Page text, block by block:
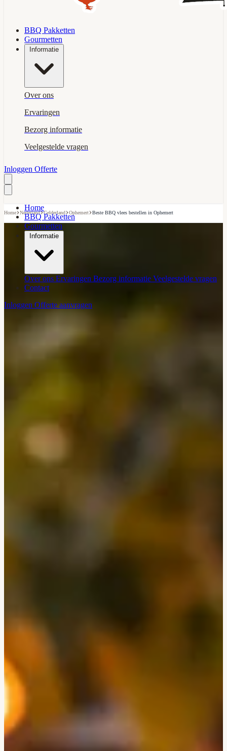
BBQ Pakketten
Gourmetten
Informatie
Over ons
Ervaringen
Bezorg informatie
Veelgestelde vragen
Inloggen Offerte
Home
BBQ Pakketten
Gourmetten
Informatie
Over ons Ervaringen Bezorg informatie Veelgestelde vragen
Contact
Inloggen Offerte aanvragen
Home›Nederland›Gelderland›Ophemert›Beste BBQ vlees bestellen in Ophemert